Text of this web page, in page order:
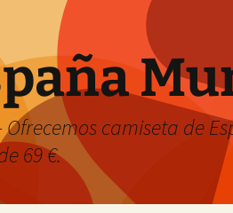
Ofrecemos camiseta de
69 €.